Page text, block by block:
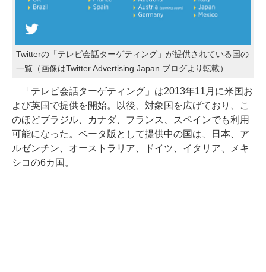
Twitterの「テレビ会話ターゲティング」が提供されている国の
一覧（画像はTwitter Advertising Japan ブログより転載）
「テレビ会話ターゲティング」は2013年11月に米国お
よび英国で提供を開始。以後、対象国を広げており、こ
のほどブラジル、カナダ、フランス、スペインでも利用
可能になった。ベータ版として提供中の国は、日本、ア
ルゼンチン、オーストラリア、ドイツ、イタリア、メキ
シコの6カ国。